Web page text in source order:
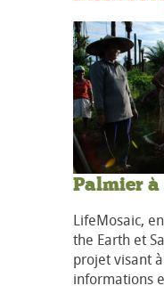
Palmier
LifeMosaic,
the Earth et
projet visant
informations